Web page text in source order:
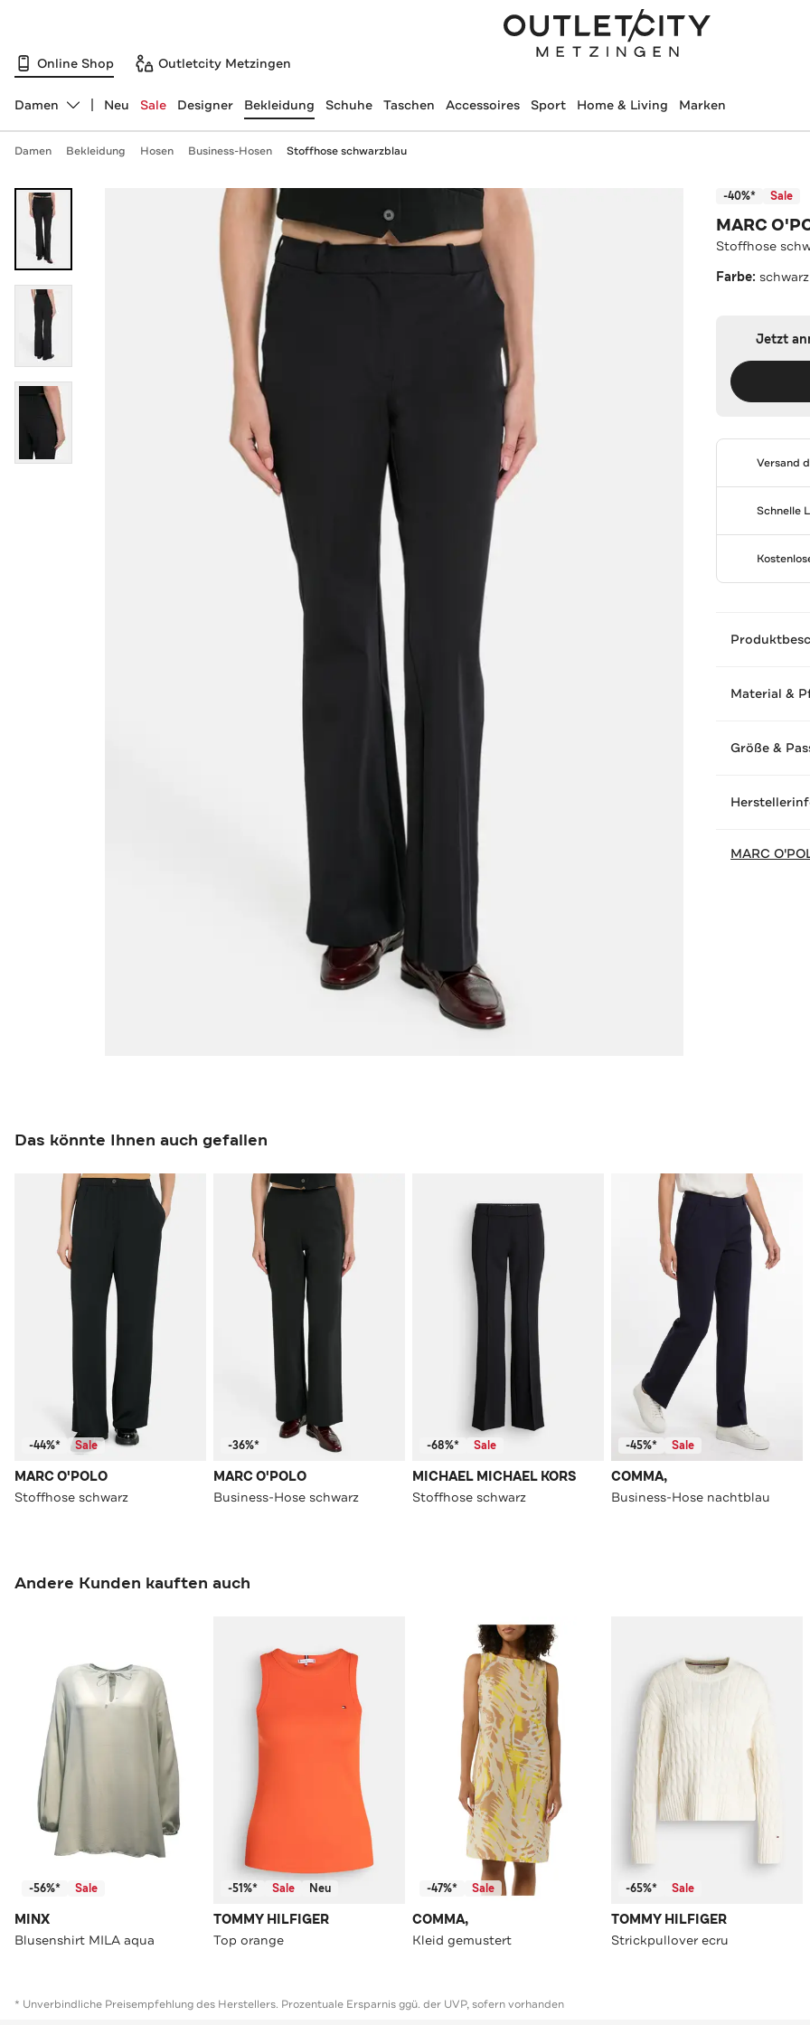
Online Shop Outletcity Metzingen
Abteilung ändern, ausgewählt:
Damen Neu Sale Designer Bekleidung Schuhe Taschen Accessoires Sport Home & Living Marken
Damen Bekleidung Hosen Business-Hosen Stoffhose schwarzblau
-40%* Sale
MARC
Stoffhose
Farbe:
Jetzt
Versand
Schnelle
Material &
Größe &
MARC
Das könnte Ihnen auch gefallen
-44%* Sale
MARC O'POLO
Stoffhose schwarz
-36%*
MARC O'POLO
Business-Hose schwarz
-68%* Sale
MICHAEL MICHAEL KORS
Stoffhose schwarz
-45%* Sale
COMMA,
Business-Hose nachtblau
Andere Kunden kauften auch
-56%* Sale
MINX
Blusenshirt MILA aqua
-51%* Sale Neu
TOMMY HILFIGER
Top orange
-47%* Sale
COMMA,
Kleid gemustert
-65%* Sale
TOMMY HILFIGER
Strickpullover ecru
* Unverbindliche Preisempfehlung des Herstellers. Prozentuale Ersparnis ggü. der UVP, sofern vorhanden